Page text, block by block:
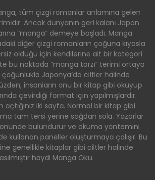
tüm çizgi romanlar anlamına gelen
Ancak dünyanın geri kalanı Japon
“manga” demeye başladı. Manga
diğer çizgi romanların çoğuna kıyasla
olduğu için kendilerine ait bir kategori
bu noktada “manga tarzı” terimi ortaya
çoğunlukla Japonya’da ciltler halinde
insanların onu bir kitap gibi okuyup
çevirdiği format için yapılmışlardır.
açtığınız iki sayfa. Normal bir kitap gibi
tam tersi yerine sağdan sola. Yazarlar
bulundurur ve okuma yöntemini
kullanan paneller oluşturmaya çalışır. Bu
genellikle kitaplar gibi ciltler halinde
haydi Manga Oku.